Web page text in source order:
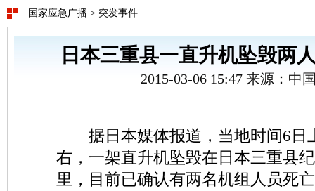
国家应急广播 > 突发事件
日本三重县一直升机坠毁两
2015-03-06 15:47 来源：中
据日本媒体报道，当地时间6日
右，一架直升机坠毁在日本三重县
里，目前已确认有两名机组人员死